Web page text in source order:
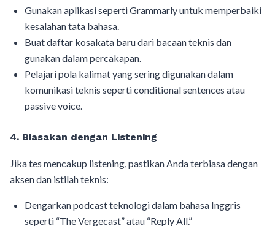
Gunakan aplikasi seperti Grammarly untuk memperbaiki
kesalahan tata bahasa.
Buat daftar kosakata baru dari bacaan teknis dan
gunakan dalam percakapan.
Pelajari pola kalimat yang sering digunakan dalam
komunikasi teknis seperti conditional sentences atau
passive voice.
4. Biasakan dengan Listening
Jika tes mencakup listening, pastikan Anda terbiasa dengan
aksen dan istilah teknis:
Dengarkan podcast teknologi dalam bahasa Inggris
seperti “The Vergecast” atau “Reply All.”